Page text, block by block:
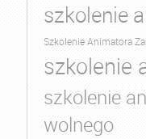
szkolenie
Szkolenie Animatora
szkolenie
szkolenie
wolnego